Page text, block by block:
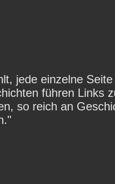
jede einzelne
führen Links
so reich an